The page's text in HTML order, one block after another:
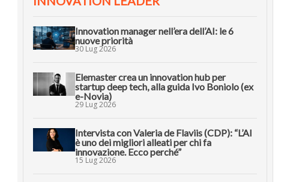
Innovation manager nell’era dell’AI: le 6
nuove priorità
30 Lug 2026
Elemaster crea un innovation hub per
startup deep tech, alla guida Ivo Boniolo (ex
e-Novia)
29 Lug 2026
Intervista con Valeria de Flaviis (CDP): “L’AI
è uno dei migliori alleati per chi fa
innovazione. Ecco perché”
15 Lug 2026